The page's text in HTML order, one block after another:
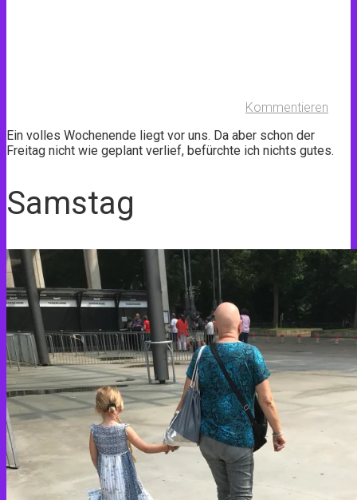
Kommentieren
Ein volles Wochenende liegt vor uns. Da aber schon der
Freitag nicht wie geplant verlief, befürchte ich nichts gutes.
Samstag